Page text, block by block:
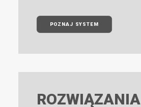
POZNAJ SYSTEM
ROZWIĄZANIA